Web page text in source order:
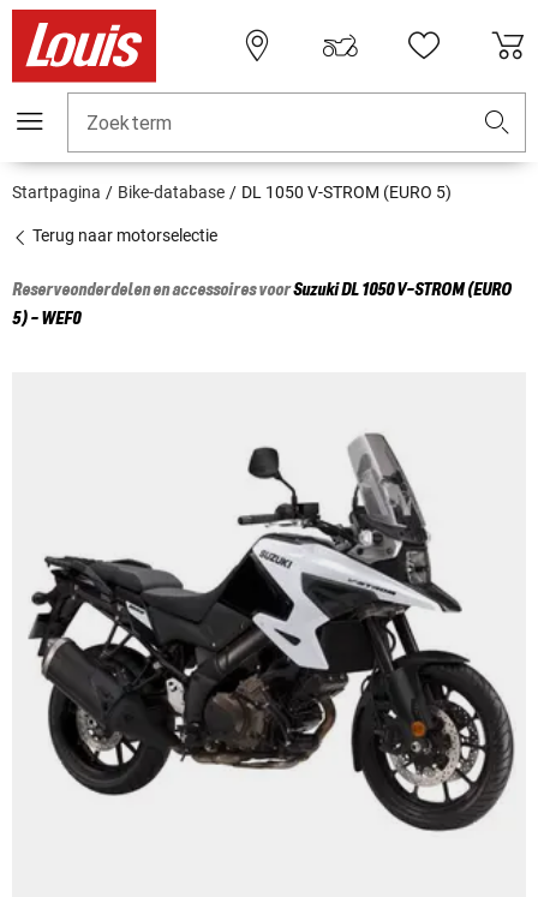
Zoekterm
Startpagina Bike-database DL 1050 V-STROM (EURO 5)
Terug naar motorselectie
Reserveonderdelen en accessoires voorSuzukiDL 1050 V-STROM (EURO
5) - WEF0